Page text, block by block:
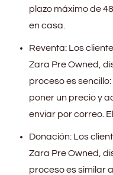
plazo máximo de
en casa.
Reventa: Los
Zara Pre Owned,
proceso es
poner un precio y
enviar por correo.
Donación: Los
Zara Pre Owned,
proceso es similar